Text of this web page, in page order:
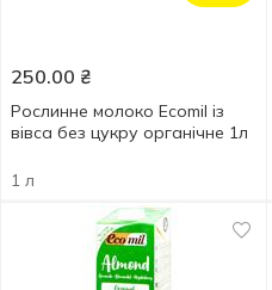
250.00 ₴
Рослинне молоко Ecomil із
вівса без цукру органічне 1л
1 л